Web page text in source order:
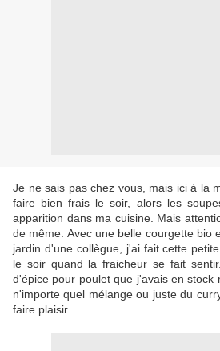
Je ne sais pas chez vous, mais ici à la
faire bien frais le soir, alors les
apparition dans ma cuisine. Mais
de même. Avec une belle courgette bio
jardin d'une collègue, j'ai fait cette
le soir quand la fraicheur se fait
d'épice pour poulet que j'avais en stock
n'importe quel mélange ou juste du
faire plaisir.